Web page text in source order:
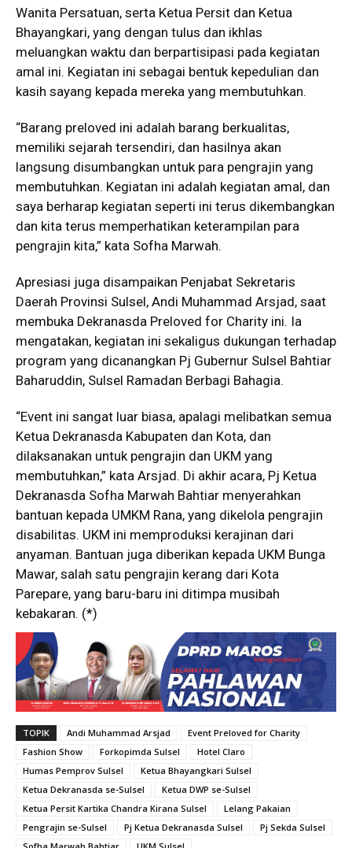
Wanita Persatuan, serta Ketua Persit dan Ketua
Bhayangkari, yang dengan tulus dan ikhlas
meluangkan waktu dan berpartisipasi pada kegiatan
amal ini. Kegiatan ini sebagai bentuk kepedulian dan
kasih sayang kepada mereka yang membutuhkan.
“Barang preloved ini adalah barang berkualitas,
memiliki sejarah tersendiri, dan hasilnya akan
langsung disumbangkan untuk para pengrajin yang
membutuhkan. Kegiatan ini adalah kegiatan amal, dan
saya berharap kegiatan seperti ini terus dikembangkan
dan kita terus memperhatikan keterampilan para
pengrajin kita,” kata Sofha Marwah.
Apresiasi juga disampaikan Penjabat Sekretaris
Daerah Provinsi Sulsel, Andi Muhammad Arsjad, saat
membuka Dekranasda Preloved for Charity ini. Ia
mengatakan, kegiatan ini sekaligus dukungan terhadap
program yang dicanangkan Pj Gubernur Sulsel Bahtiar
Baharuddin, Sulsel Ramadan Berbagi Bahagia.
“Event ini sangat luar biasa, apalagi melibatkan semua
Ketua Dekranasda Kabupaten dan Kota, dan
dilaksanakan untuk pengrajin dan UKM yang
membutuhkan,” kata Arsjad. Di akhir acara, Pj Ketua
Dekranasda Sofha Marwah Bahtiar menyerahkan
bantuan kepada UMKM Rana, yang dikelola pengrajin
disabilitas. UKM ini memproduksi kerajinan dari
anyaman. Bantuan juga diberikan kepada UKM Bunga
Mawar, salah satu pengrajin kerang dari Kota
Parepare, yang baru-baru ini ditimpa musibah
kebakaran. (*)
TOPIK Andi Muhammad Arsjad
Event Preloved for Charity
Fashion Show
Forkopimda Sulsel
Hotel Claro
Humas Pemprov Sulsel
Ketua Bhayangkari Sulsel
Ketua Dekranasda se-Sulsel
Ketua DWP se-Sulsel
Ketua Persit Kartika Chandra Kirana Sulsel
Lelang Pakaian
Pengrajin se-Sulsel
Pj Ketua Dekranasda Sulsel
Pj Sekda Sulsel